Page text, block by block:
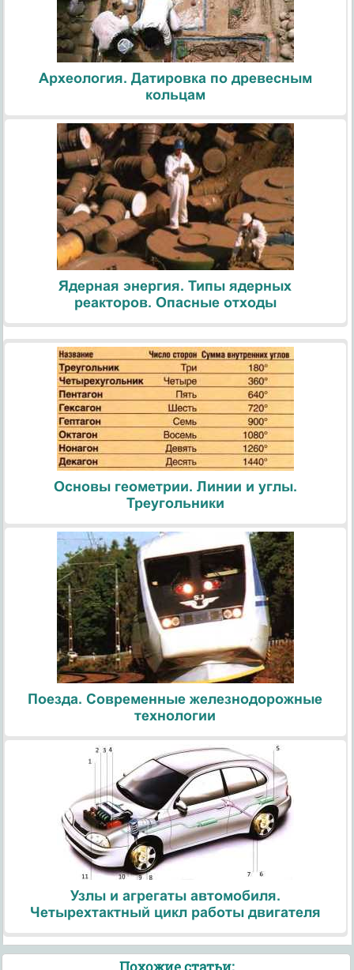
Археология. Датировка по древесным
кольцам
Ядерная энергия. Типы ядерных
реакторов. Опасные отходы
Основы геометрии. Линии и углы.
Треугольники
Поезда. Современные железнодорожные
технологии
Узлы и агрегаты автомобиля.
Четырехтактный цикл работы двигателя